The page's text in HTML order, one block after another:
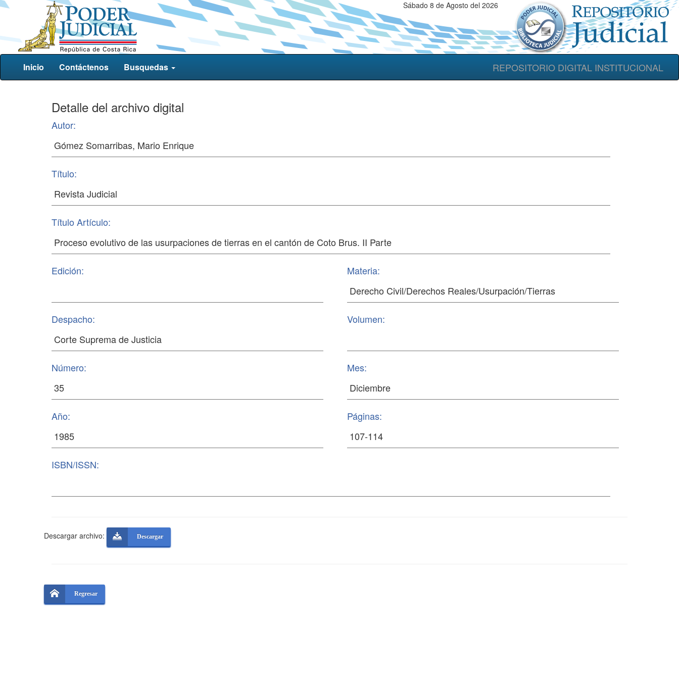
Sábado 8 de Agosto del 2026
REPOSITORIO DIGITAL INSTITUCIONAL
Inicio Contáctenos Busquedas
Detalle del archivo digital
Autor:
Título:
Título Artículo:
Edición: Materia:
Despacho: Volumen:
Número: Mes:
Año: Páginas:
ISBN/ISSN:
Descargar archivo: Descargar
Regresar